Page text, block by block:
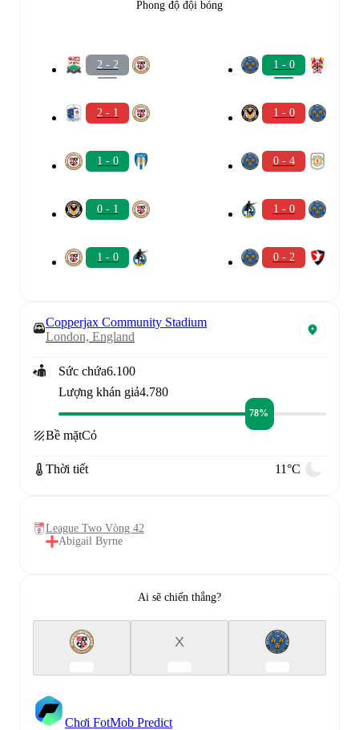
Phong độ đội bóng
2 - 2
2 - 1
1 - 0
0 - 1
1 - 0
1 - 0
1 - 0
0 - 4
1 - 0
0 - 2
Copperjax Community Stadium
London, England
Sức chứa6.100
Lượng khán giả4.780
78%
Bề mặtCỏ
Thời tiết 11°C
League Two Vòng 42
Abigail Byrne
Ai sẽ chiến thắng?
X
Chơi FotMob Predict